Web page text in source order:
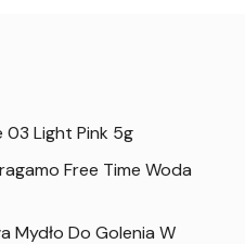
03 Light Pink 5g
Free Time Woda
Mydło Do Golenia W